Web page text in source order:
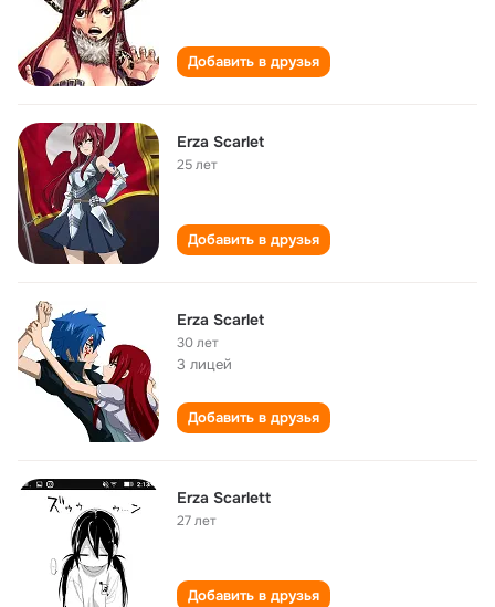
Добавить в друзья
Erza Scarlet
25 лет
Добавить в друзья
Erza Scarlet
30 лет
3 лицей
Добавить в друзья
Erza Scarlett
27 лет
Добавить в друзья